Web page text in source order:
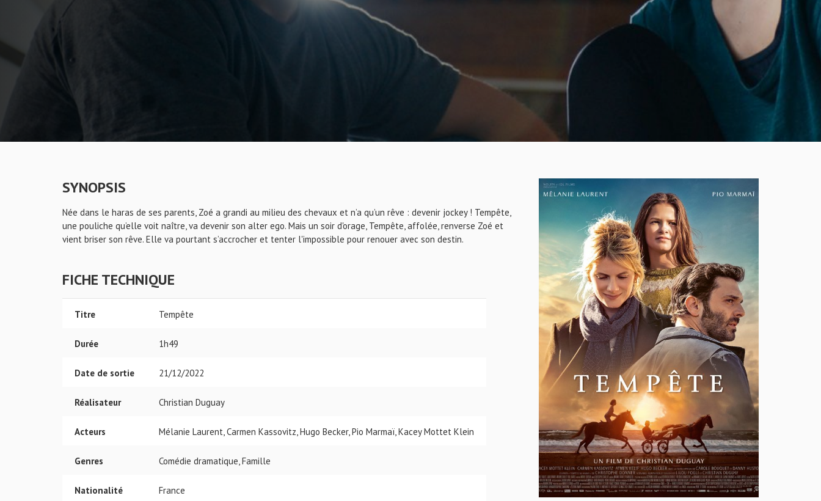
SYNOPSIS
Née dans le haras de ses parents, Zoé a grandi au milieu des chevaux et n’a qu’un rêve : devenir jockey ! Tempête,
une pouliche qu’elle voit naître, va devenir son alter ego. Mais un soir d'orage, Tempête, affolée, renverse Zoé et
vient briser son rêve. Elle va pourtant s’accrocher et tenter l'impossible pour renouer avec son destin.
FICHE TECHNIQUE
Titre Tempête
Durée 1h49
Date de sortie 21/12/2022
Réalisateur Christian Duguay
Acteurs Mélanie Laurent, Carmen Kassovitz, Hugo Becker, Pio Marmaï, Kacey Mottet Klein
Genres Comédie dramatique, Famille
Nationalité France